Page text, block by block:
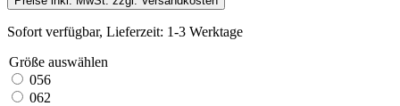
Sofort verfügbar, Lieferzeit: 1-3 Werktage
Größe auswählen
056
062